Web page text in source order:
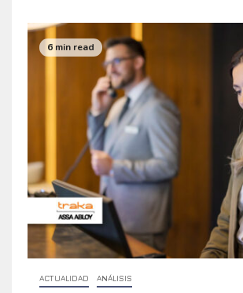
6 min read
ACTUALIDAD ANÁLISIS